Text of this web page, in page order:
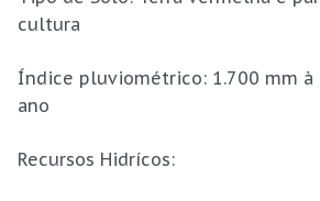
cultura
Índice pluviométrico: 1.700 mm à
ano
Recursos Hidrícos: